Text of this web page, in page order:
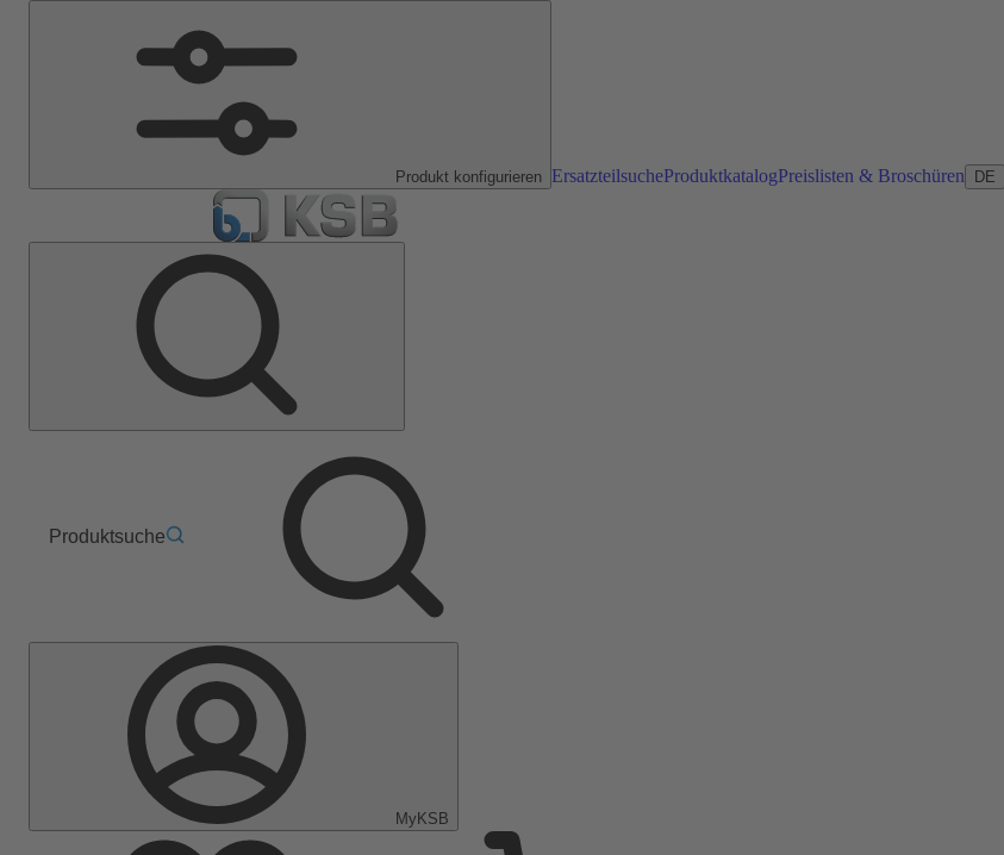
Produkt konfigurieren ErsatzteilsucheProduktkatalogPreislisten & Broschüren DE
Produktsuche
MyKSB